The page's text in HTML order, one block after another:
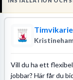
Vill du ha ett
jobbar? Här får du